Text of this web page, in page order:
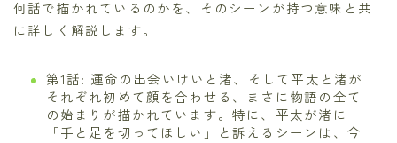
何話で描かれているのかを、そのシーンが持つ意味と共
に詳しく解説します。
第1話: 運命の出会いけいと渚、そして平太と渚が
それぞれ初めて顔を合わせる、まさに物語の全て
の始まりが描かれています。特に、平太が渚に
「手と足を切ってほしい」と訴えるシーンは、今